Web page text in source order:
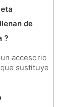
de
?
accesorio
sustituye